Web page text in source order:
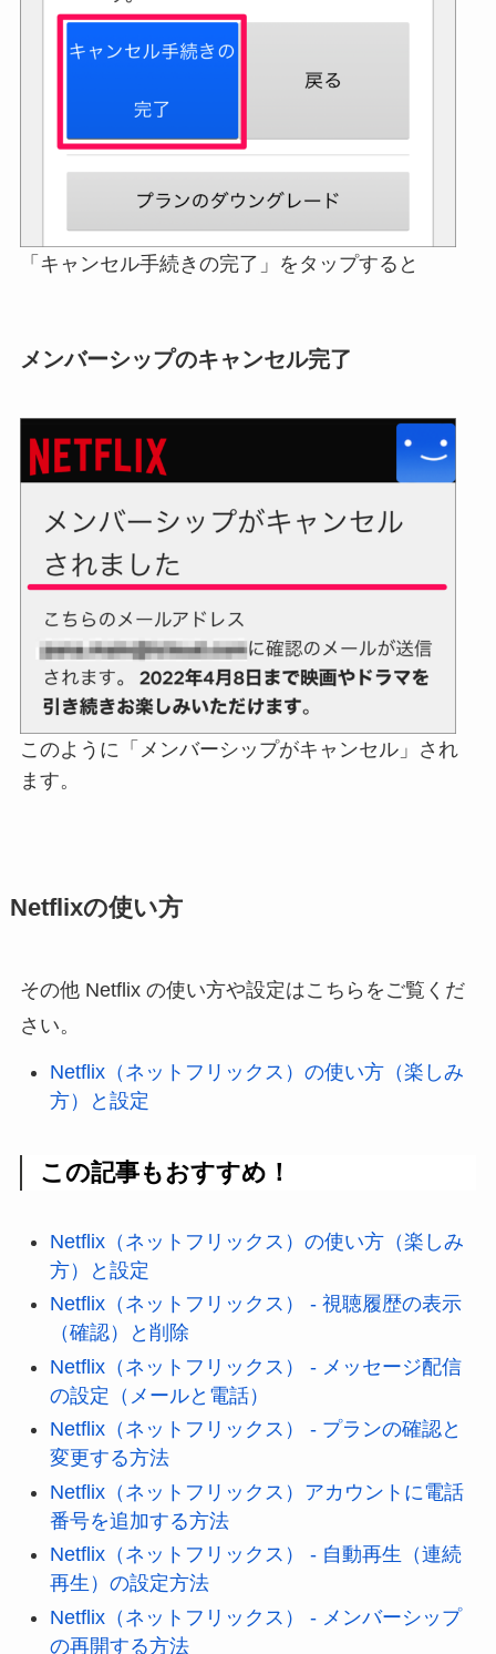
「キャンセル手続きの完了」をタップすると
メンバーシップのキャンセル完了
このように「メンバーシップがキャンセル」され
ます。
Netflixの使い方
その他 Netflix の使い方や設定はこちらをご覧くだ
さい。
Netflix（ネットフリックス）の使い方（楽しみ
方）と設定
この記事もおすすめ！
Netflix（ネットフリックス）の使い方（楽しみ
方）と設定
Netflix（ネットフリックス） - 視聴履歴の表示
（確認）と削除
Netflix（ネットフリックス） - メッセージ配信
の設定（メールと電話）
Netflix（ネットフリックス） - プランの確認と
変更する方法
Netflix（ネットフリックス）アカウントに電話
番号を追加する方法
Netflix（ネットフリックス） - 自動再生（連続
再生）の設定方法
Netflix（ネットフリックス） - メンバーシップ
の再開する方法